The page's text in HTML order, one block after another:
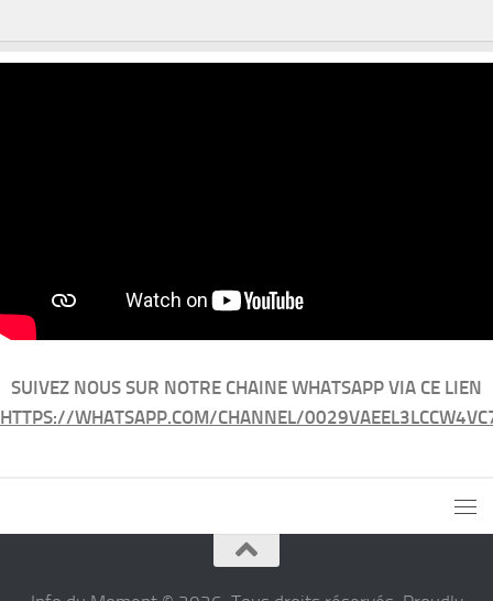
SUIVEZ NOUS SUR NOTRE CHAINE WHATSAPP VIA CE LIEN
HTTPS://WHATSAPP.COM/CHANNEL/